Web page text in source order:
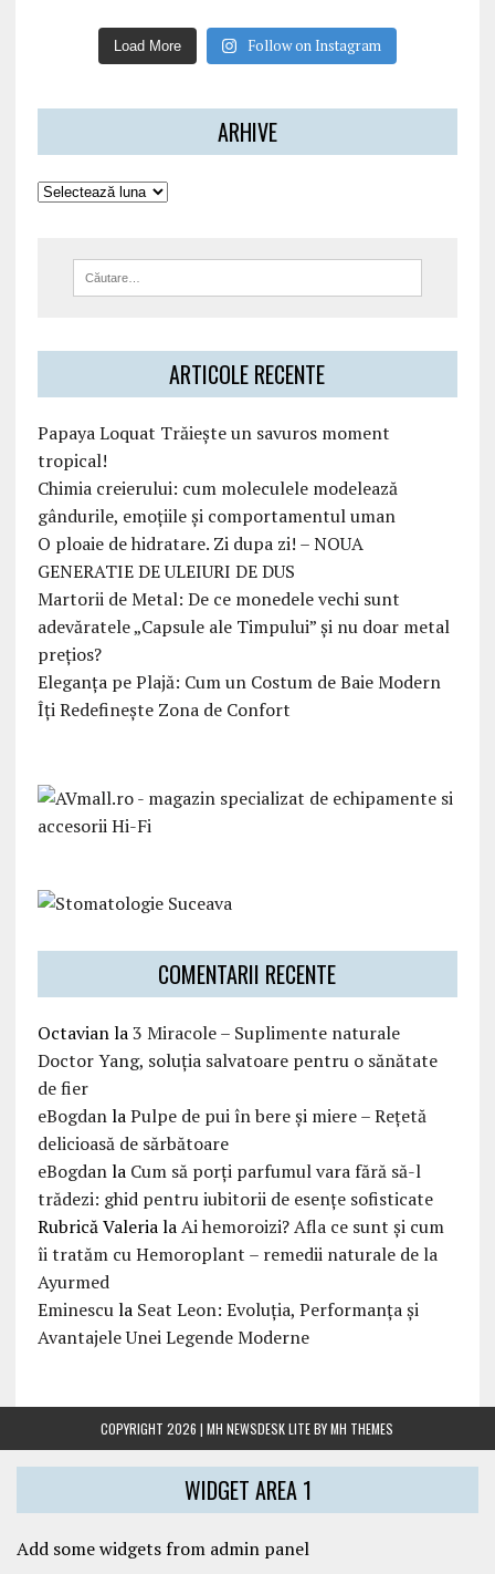
Load More Follow on Instagram
ARHIVE
ARTICOLE RECENTE
Papaya Loquat Trăiește un savuros moment
tropical!
Chimia creierului: cum moleculele modelează
gândurile, emoțiile și comportamentul uman
O ploaie de hidratare. Zi dupa zi! – NOUA
GENERATIE DE ULEIURI DE DUS
Martorii de Metal: De ce monedele vechi sunt
adevăratele „Capsule ale Timpului” și nu doar metal
prețios?
Eleganța pe Plajă: Cum un Costum de Baie Modern
Îți Redefinește Zona de Confort
COMENTARII RECENTE
Octavianla3 Miracole – Suplimente naturale
Doctor Yang, soluția salvatoare pentru o sănătate
de fier
eBogdanlaPulpe de pui în bere și miere – Rețetă
delicioasă de sărbătoare
eBogdanla Cum să porți parfumul vara fără să-l
trădezi: ghid pentru iubitorii de esențe sofisticate
Rubrică ValerialaAi hemoroizi? Afla ce sunt și cum
îi tratăm cu Hemoroplant – remedii naturale de la
Ayurmed
Eminescula Seat Leon: Evoluția, Performanța și
Avantajele Unei Legende Moderne
COPYRIGHT 2026 | MH NEWSDESK LITE BYMH THEMES
WIDGET AREA 1
Add some widgets from admin panel